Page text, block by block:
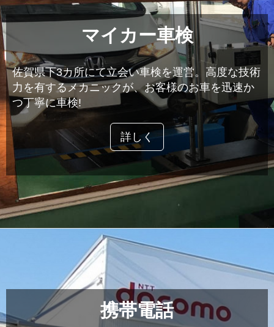
マイカー車検
佐賀県下3カ所にて立会い車検を運営。高度な技術
力を有するメカニックが、お客様のお車を迅速か
つ丁寧に車検!
詳しく
携帯電話